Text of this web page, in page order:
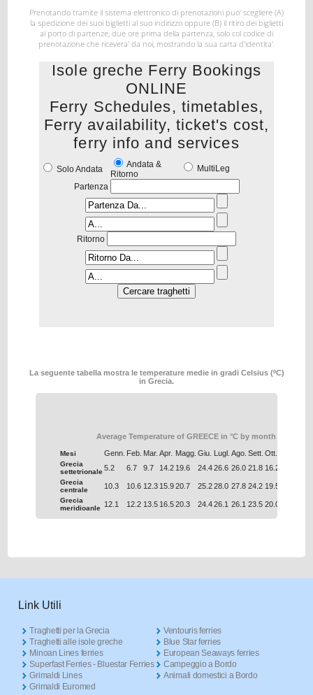
Prenotando tramite il sistema elettronico di prenotazioni puo' scegliere (A)
la spedizione dei suoi biglietti al suo indirizzo oppure (B) il ritiro dei biglietti
al porto di partenze, due ore prima della partenza, solo col codice di
prenotazione che ricevera' da noi, mostrando la sua carta d'identita'.
Isole greche Ferry Bookings
ONLINE
Ferry Schedules, timetables,
Ferry availability, ticket's cost,
ferry info and services
Solo Andata
Andata &
Ritorno
MultiLeg
Partenza
Ritorno
La seguente tabella mostra le temperature medie in gradi Celsius (ºC)
in Grecia.
Average Temperature of GREECE in °C by month
Mesi Genn. Feb. Mar. Apr. Magg. Giu. Lugl. Ago. Sett. Ott.
Grecia
settetrionale 5.2 6.7 9.7 14.2 19.6 24.426.6 26.0 21.8 16.2
Grecia
centrale
10.3 10.6 12.3 15.920.7 25.228.0 27.8 24.2 19.5
Grecia
meridioanle 12.1 12.2 13.5 16.520.3 24.426.1 26.1 23.5 20.0
Link Utili
Traghetti per la Grecia
Traghetti alle isole greche
Minoan Lines ferries
Superfast Ferries - Bluestar Ferries
Grimaldi Lines
Grimaldi Euromed
Ventouris ferries
Blue Star ferries
European Seaways ferries
Campeggio a Bordo
Animali domestici a Bordo